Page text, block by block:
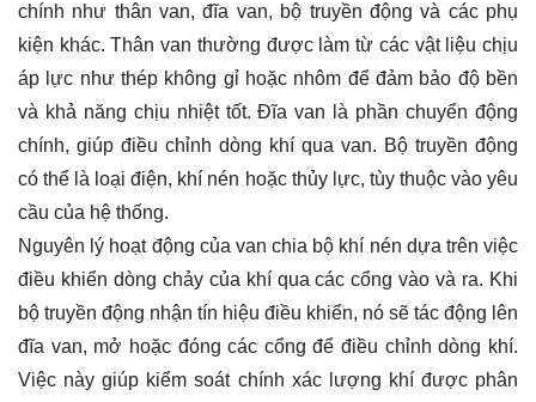
chính như thân van, đĩa van, bộ truyền động và các phụ
kiện khác. Thân van thường được làm từ các vật liệu chịu
áp lực như thép không gỉ hoặc nhôm để đảm bảo độ bền
và khả năng chịu nhiệt tốt. Đĩa van là phần chuyển động
chính, giúp điều chỉnh dòng khí qua van. Bộ truyền động
có thể là loại điện, khí nén hoặc thủy lực, tùy thuộc vào yêu
cầu của hệ thống.
Nguyên lý hoạt động của van chia bộ khí nén dựa trên việc
điều khiển dòng chảy của khí qua các cổng vào và ra. Khi
bộ truyền động nhận tín hiệu điều khiển, nó sẽ tác động lên
đĩa van, mở hoặc đóng các cổng để điều chỉnh dòng khí.
Việc này giúp kiểm soát chính xác lượng khí được phân